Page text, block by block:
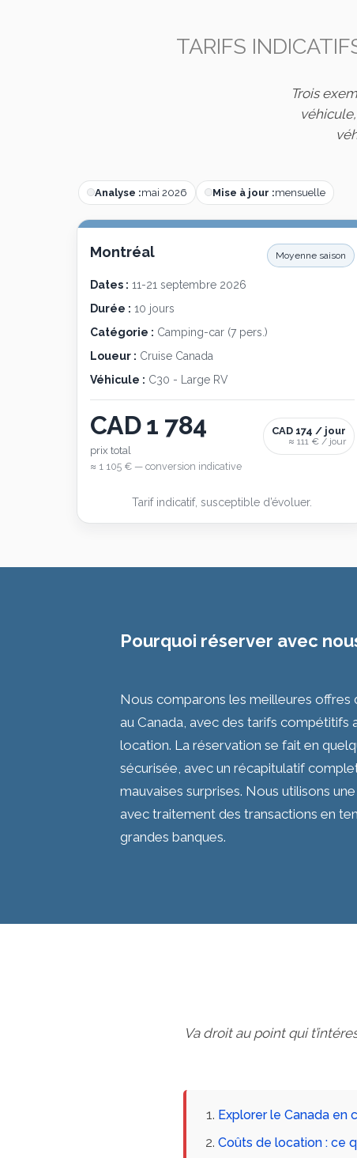
TARIFS
Trois
Analyse :mai 2026 Mise à jour :mensuelle
Montréal Moyenne saison
Dates : 11-21 septembre 2026
Durée : 10 jours
Catégorie : Camping-car (7 pers.)
Loueur : Cruise Canada
Véhicule : C30 - Large RV
CAD 1 784
prix total
≈ 1 105 € — conversion indicative
CAD 174 / jour
≈ 111 € / jour
Tarif indicatif, susceptible d’évoluer.
Pourquoi réserver avec
Nous comparons les meilleures offres
au Canada, avec des tarifs compétitifs
location. La réservation se fait en
sécurisée, avec un récapitulatif
mauvaises surprises. Nous utilisons
avec traitement des transactions en
grandes banques.
Va droit au point qui
Explorer le Canada en
Coûts de location : ce